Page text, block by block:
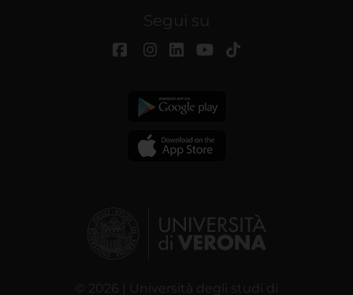
Segui su
© 2026 | Università degli studi di